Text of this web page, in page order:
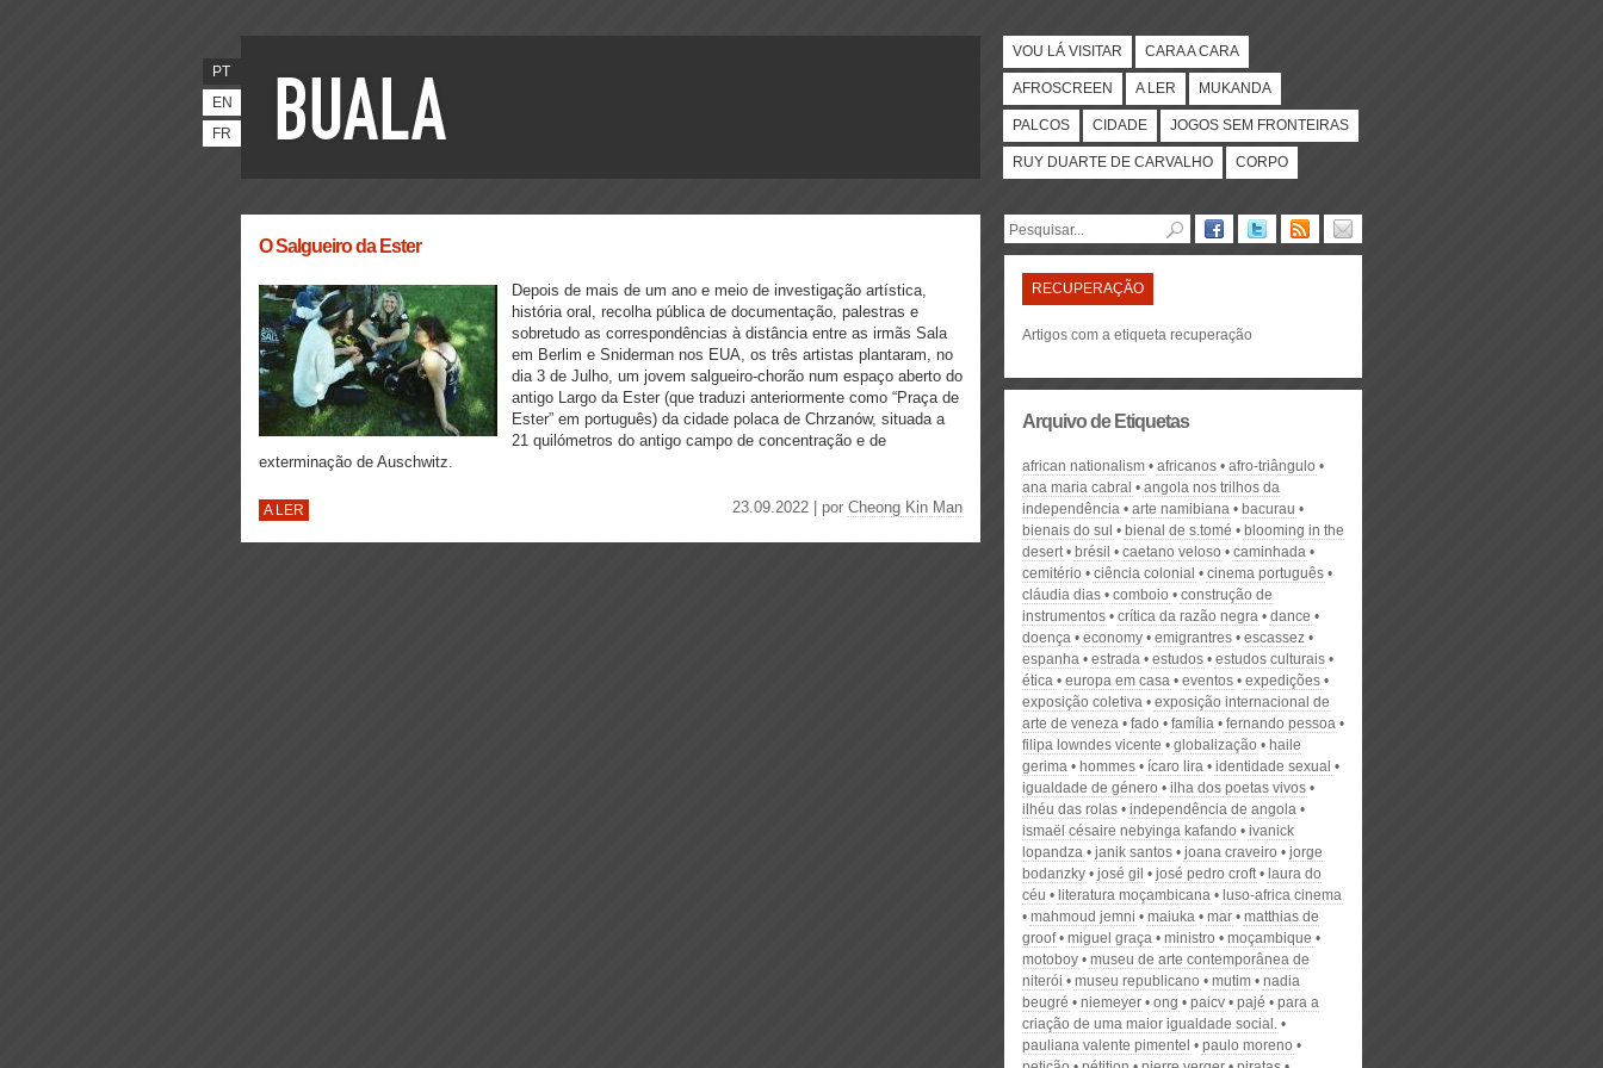
PT
EN
FR
VOU LÁ VISITAR CARA A CARA
AFROSCREEN A LER MUKANDA
PALCOS CIDADE JOGOS SEM FRONTEIRAS
RUY DUARTE DE CARVALHO CORPO
O Salgueiro da Ester
Depois de mais de um ano e meio de investigação artística,
história oral, recolha pública de documentação, palestras e
sobretudo as correspondências à distância entre as irmãs Sala
em Berlim e Sniderman nos EUA, os três artistas plantaram, no
dia 3 de Julho, um jovem salgueiro-chorão num espaço aberto do
antigo Largo da Ester (que traduzi anteriormente como “Praça de
Ester” em português) da cidade polaca de Chrzanów, situada a
21 quilómetros do antigo campo de concentração e de
exterminação de Auschwitz.
A LER 23.09.2022 | por Cheong Kin Man
RECUPERAÇÃO
Artigos com a etiqueta recuperação
Arquivo de Etiquetas
african nationalism africanos
afro-triângulo
ana maria cabral
angola nos trilhos da
independência
arte namibiana
bacurau
bienais do sul
bienal de s.tomé
blooming in the
desert
brésil caetano veloso
caminhada
cemitério
ciência colonial
cinema português
cláudia dias
comboio
construção de
instrumentos
crítica da razão negra
dance
doença
economy emigrantres
escassez
espanha
estrada estudos
estudos culturais
ética
europa em casa eventos
expedições
exposição coletiva
exposição internacional de
arte de veneza
fado família
fernando pessoa
filipa lowndes vicente
globalização
haile
gerima
hommes ícaro lira
identidade sexual
igualdade de género
ilha dos poetas vivos
ilhéu das rolas
independência de angola
ismaël césaire nebyinga kafando
ivanick
lopandza
janik santos joana craveiro
jorge
bodanzky
josé gil josé pedro croft
laura do
céu
literatura moçambicana
luso-africa cinema
mahmoud jemni
maiuka mar
matthias de
groof
miguel graça ministro
moçambique
motoboy
museu de arte contemporânea de
niterói
museu republicano mutim
nadia
beugré
niemeyer ong paicv pajé
para a
criação de uma maior igualdade social.
pauliana valente pimentel
paulo moreno